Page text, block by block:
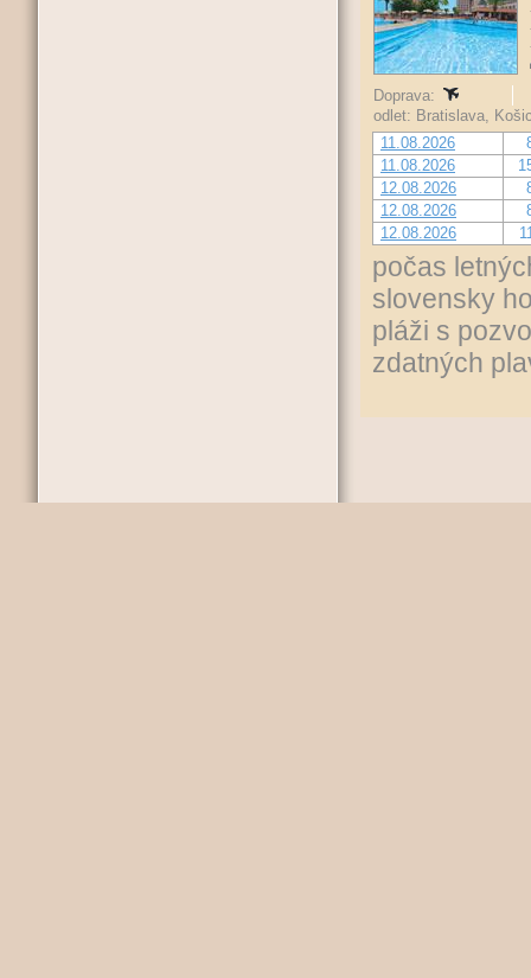
Doprava:
odlet: Bratislava,
11.08.2026
11.08.2026
12.08.2026
12.08.2026
12.08.2026
počas
slovensky
pláži s
zdatných